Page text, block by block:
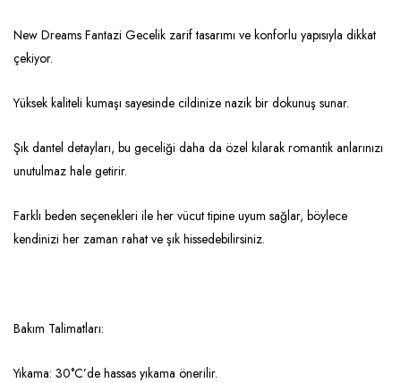
New Dreams Fantazi Gecelik zarif tasarımı ve konforlu yapısıyla dikkat
çekiyor.
Yüksek kaliteli kumaşı sayesinde cildinize nazik bir dokunuş sunar.
Şık dantel detayları, bu geceliği daha da özel kılarak romantik anlarınızı
unutulmaz hale getirir.
Farklı beden seçenekleri ile her vücut tipine uyum sağlar, böylece
kendinizi her zaman rahat ve şık hissedebilirsiniz.
Bakım Talimatları:
Yıkama: 30°C’de hassas yıkama önerilir.